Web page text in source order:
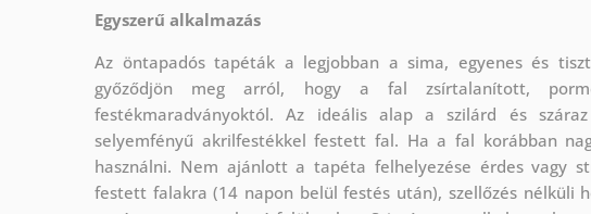
Egyszerű alkalmazás
Az öntapadós tapéták a legjobban a sima, egyenes és
győződjön meg arról, hogy a fal zsírtalanított,
festékmaradványoktól. Az ideális alap a szilárd és
selyemfényű akrilfestékkel festett fal. Ha a fal korábban
használni. Nem ajánlott a tapéta felhelyezése érdes vagy
festett falakra (14 napon belül festés után), szellőzés nélküli